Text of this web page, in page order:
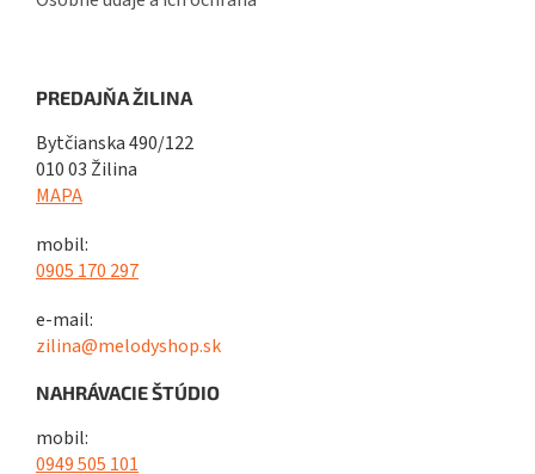
PREDAJŇA ŽILINA
Bytčianska 490/122
010 03 Žilina
MAPA
mobil:
0905 170 297
e-mail:
zilina@melodyshop.sk
NAHRÁVACIE ŠTÚDIO
mobil:
0949 505 101